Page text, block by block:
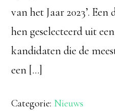
van het Jaar 2023’.
hen geselecteerd uit
kandidaten die de
een […]
Categorie: Nieuws